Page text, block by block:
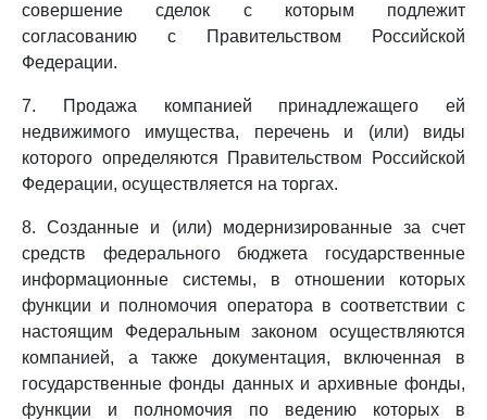
совершение сделок с которым подлежит
согласованию с Правительством Российской
Федерации.
7. Продажа компанией принадлежащего ей
недвижимого имущества, перечень и (или) виды
которого определяются Правительством Российской
Федерации, осуществляется на торгах.
8. Созданные и (или) модернизированные за счет
средств федерального бюджета государственные
информационные системы, в отношении которых
функции и полномочия оператора в соответствии с
настоящим Федеральным законом осуществляются
компанией, а также документация, включенная в
государственные фонды данных и архивные фонды,
функции и полномочия по ведению которых в